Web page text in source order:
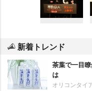
新着トレンド
茶葉で一目
は
オリコンタイ